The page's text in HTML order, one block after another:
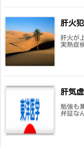
肝火
肝火が
実熱
肝気虚
勉強も
弁証